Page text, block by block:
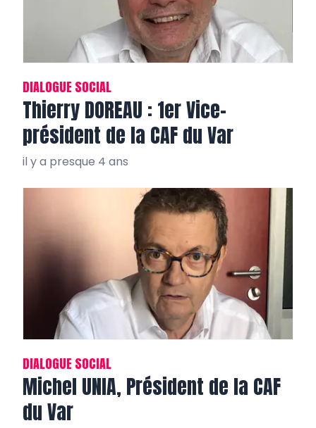
DIALOGUE SOCIAL
Thierry DOREAU : 1er Vice-
président de la CAF du Var
il y a presque 4 ans
DIALOGUE SOCIAL
Michel UNIA, Président de la CAF
du Var